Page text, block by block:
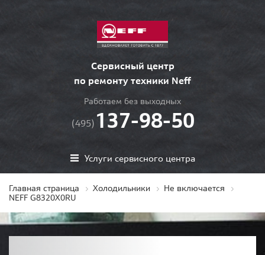
Сервисный центр
по ремонту техники Neff
Работаем без выходных
(495) 137-98-50
Услуги сервисного центра
Главная страница Холодильники
Не включается
NEFF G8320X0RU